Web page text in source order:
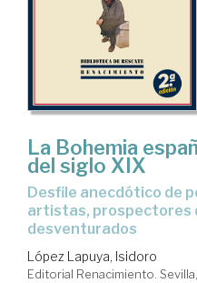
La Bohemia
del siglo XIX
Desfile anecdótico de políticos, escritores,
artistas, prospectores
desventurados
López Lapuya, Isidoro
Editorial Renacimiento.